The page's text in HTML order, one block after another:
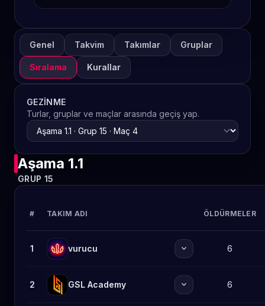
Genel Takvim Takımlar Gruplar
Sıralama Kurallar
GEZINME
Turlar, gruplar ve maçlar arasında geçiş yap.
Aşama 1.1
GRUP 15
# TAKIM ADI ÖLDÜRMELER
1 vurucu expand_more 6
2 GSL Academy expand_more 6